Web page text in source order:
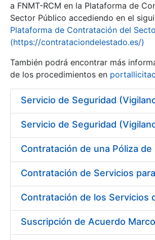
Show/Hide
a FNMT-RCM en la Plataforma de
Sector Público accediendo en el
Plataforma de Contratación del
(https://contrataciondelestado.es/)
También podrá encontrar más
de los procedimientos en